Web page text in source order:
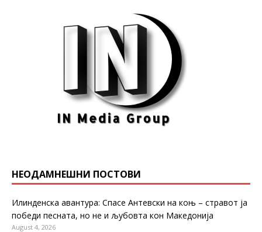
НЕОДАМНЕШНИ ПОСТОВИ
Илинденска авантура: Спасе Антевски на коњ – стравот ја
победи песната, но не и љубовта кон Македонија
August 4, 2026